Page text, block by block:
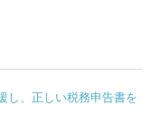
し、正しい税務申告書を